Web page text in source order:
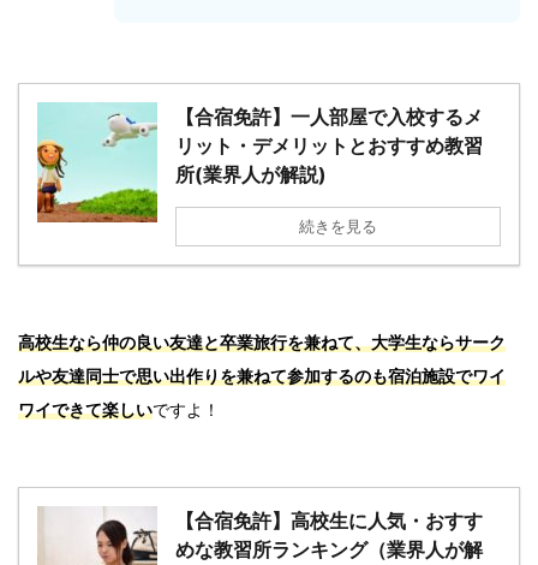
【合宿免許】一人部屋で入校するメ
リット・デメリットとおすすめ教習
所(業界人が解説)
続きを見る
高校生なら仲の良い友達と卒業旅行を兼ねて、大学生ならサーク
ルや友達同士で思い出作りを兼ねて参加するのも宿泊施設でワイ
ワイできて楽しいですよ！
【合宿免許】高校生に人気・おすす
めな教習所ランキング（業界人が解